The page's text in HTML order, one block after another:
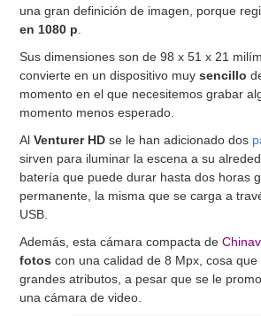
una gran definición de imagen, porque
en 1080 p
Sus dimensiones son de 98 x 51 x 21
convierte en un dispositivo muysencillo
momento en el que necesitemos grabar
momento menos esperado.
AlVenturer HD se le han adicionado dos
sirven para iluminar la escena a su
batería que puede durar hasta dos horas
permanente, la misma que se carga a
USB.
Además, esta cámara compacta de
fotos con una calidad de 8 Mpx, cosa
grandes atributos, a pesar que se le
una cámara de video.